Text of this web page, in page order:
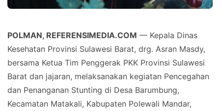
POLMAN, REFERENSIMEDIA.COM — Kepala Dinas
Kesehatan Provinsi Sulawesi Barat, drg. Asran Masdy,
bersama Ketua Tim Penggerak PKK Provinsi Sulawesi
Barat dan jajaran, melaksanakan kegiatan Pencegahan
dan Penanganan Stunting di Desa Barumbung,
Kecamatan Matakali, Kabupaten Polewali Mandar,